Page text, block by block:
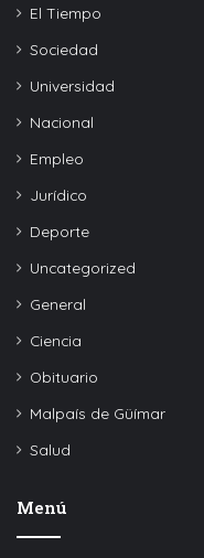
El Tiempo
Sociedad
Universidad
Nacional
Empleo
Jurídico
Deporte
Uncategorized
General
Ciencia
Obituario
Malpaís de Güímar
Salud
Menú